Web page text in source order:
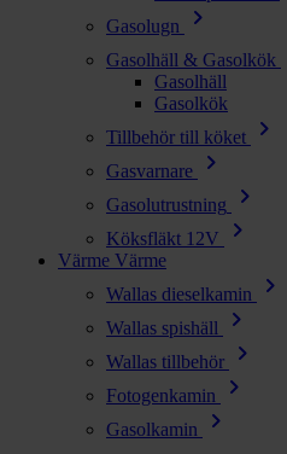
Gasolugn
chevron_right
Gasolhäll & Gasolkök
Gasolhäll
Gasolkök
Tillbehör till köket
chevron_right
Gasvarnare chevron_right
Gasolutrustning chevron_right
Köksfläkt 12V chevron_right
Värme Värme
Wallas dieselkamin
chevron_right
Wallas spishäll chevron_right
Wallas tillbehör chevron_right
Fotogenkamin chevron_right
Gasolkamin chevron_right